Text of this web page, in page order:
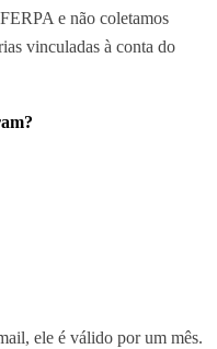
e não coletamos
vinculadas à conta do
ele é válido por um mês.